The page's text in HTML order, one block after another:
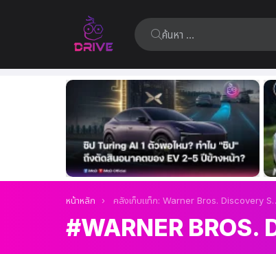
ค้นหา:
เรื่อง
ล่าสุด
คุณอยู่ที่นี่:
หน้าหลัก คลังเก็บแท็ก: Warner Bros. Discovery Studios
WARNER BROS.